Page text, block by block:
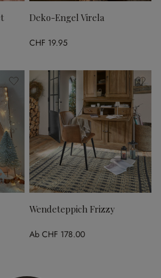
Deko-Engel Virela
CHF 19.95
Wendeteppich Frizzy
Ab CHF 178.00